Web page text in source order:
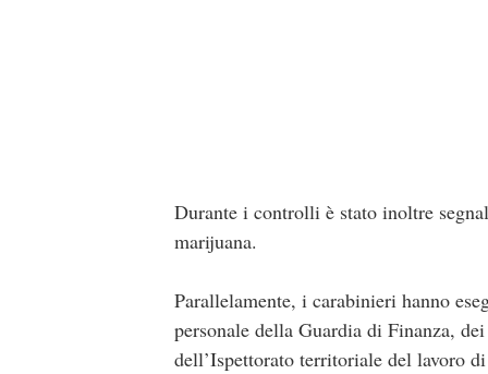
Durante i controlli è stato inoltre
marijuana.
Parallelamente, i carabinieri hanno
personale della Guardia di Finanza,
dell’Ispettorato territoriale del lavoro